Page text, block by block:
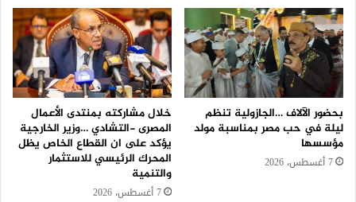
بحضور الآلاف …الجازولية تنظم
ليلة في حب مصر بمناسبة مولد
مؤسسها
7 أغسطس، 2026
خلال مشاركته بمنتدى الأعمال
المصرى -التشادي …وزير الخارجية
يؤكد على ان القطاع الخاص يظل
المحرك الرئيسي للاستثمار
والتنمية
7 أغسطس، 2026